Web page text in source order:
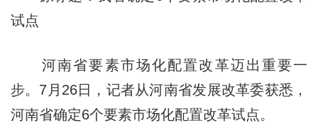
试点
河南省要素市场化配置改革迈出重要一
步。7月26日，记者从河南省发展改革委获悉，
河南省确定6个要素市场化配置改革试点。